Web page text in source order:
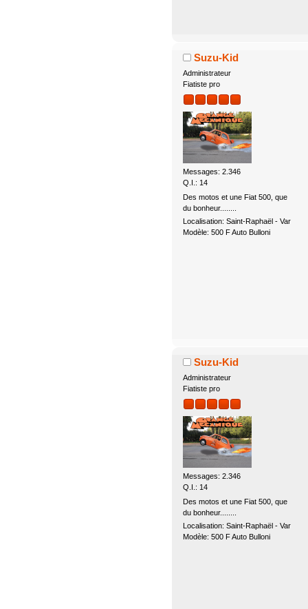
Suzu-Kid
Administrateur
Fiatiste pro
Messages: 2.346
Q.I.: 14
Des motos et une Fiat 500, que
du bonheur........
Localisation: Saint-Raphaël - Var
Modèle: 500 F Auto Bulloni
Suzu-Kid
Administrateur
Fiatiste pro
Messages: 2.346
Q.I.: 14
Des motos et une Fiat 500, que
du bonheur........
Localisation: Saint-Raphaël - Var
Modèle: 500 F Auto Bulloni